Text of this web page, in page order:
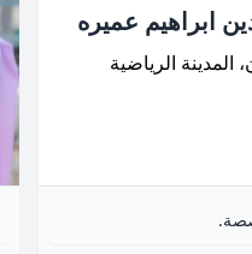
ابراهيم عميره
المدينة الرياضية